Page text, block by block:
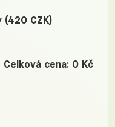
(420 CZK)
Celková cena: 0 Kč